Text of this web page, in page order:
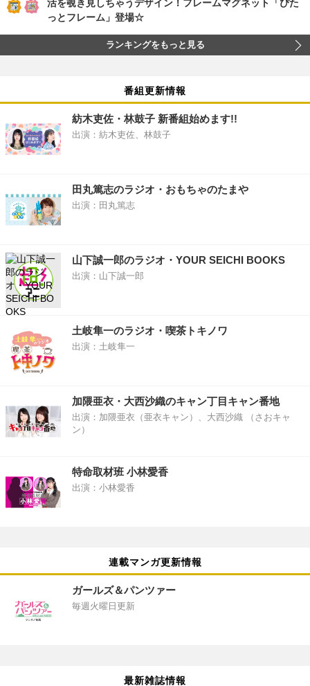
活を覗き見しちゃうデザイン！フレームマグネット「ぴた
っとフレーム」登場☆
ランキングをもっと見る
番組更新情報
紡木吏佐・林鼓子 新番組始めます!!
出演：紡木吏佐、林鼓子
田丸篤志のラジオ・おもちゃのたまや
出演：田丸篤志
山下誠一郎のラジオ・YOUR SEICHI BOOKS
出演：山下誠一郎
土岐隼一のラジオ・喫茶トキノワ
出演：土岐隼一
加隈亜衣・大西沙織のキャン丁目キャン番地
出演：加隈亜衣（亜衣キャン）、大西沙織 （さおキャ
ン）
特命取材班 小林愛香
出演：小林愛香
連載マンガ更新情報
ガールズ＆パンツァー
毎週火曜日更新
最新雑誌情報